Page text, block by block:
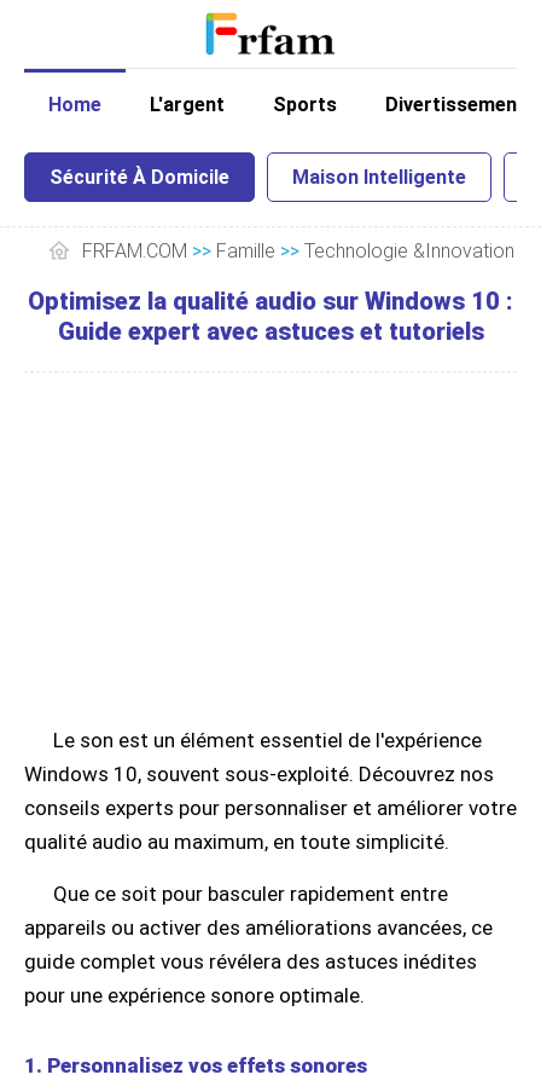
Home L'argent Sports Divertissement
Sécurité À Domicile Maison Intelligente
FRFAM.COM >> Famille >> Technologie &Innovation
Optimisez la qualité audio sur Windows 10 :
Guide expert avec astuces et tutoriels
Le son est un élément essentiel de l'expérience
Windows 10, souvent sous-exploité. Découvrez nos
conseils experts pour personnaliser et améliorer votre
qualité audio au maximum, en toute simplicité.
Que ce soit pour basculer rapidement entre
appareils ou activer des améliorations avancées, ce
guide complet vous révélera des astuces inédites
pour une expérience sonore optimale.
1. Personnalisez vos effets sonores